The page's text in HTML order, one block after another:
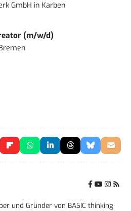
GmbH in Karben
(m/w/d)
und Gründer von BASIC thinking